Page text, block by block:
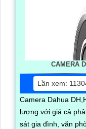
CAMERA
Lần xem:
Camera Dahua
lượng với giá cả
sát gia đình, văn phòng,